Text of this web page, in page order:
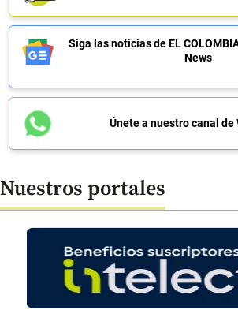
Siga las noticias de EL
News
Únete a nuestro canal de
Nuestros portales